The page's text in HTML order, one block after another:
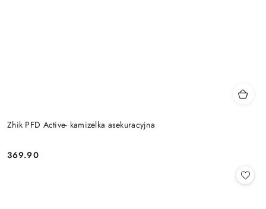
Zhik PFD Active- kamizelka asekuracyjna
Cena:
369.90